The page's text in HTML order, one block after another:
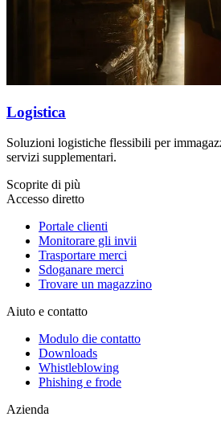
Logistica
Soluzioni logistiche flessibili per
servizi supplementari.
Scoprite di più
Accesso diretto
Portale clienti
Monitorare gli invii
Trasportare merci
Sdoganare merci
Trovare un magazzino
Aiuto e contatto
Modulo die contatto
Downloads
Whistleblowing
Phishing e frode
Azienda